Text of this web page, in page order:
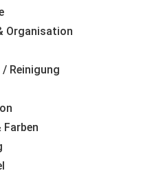
Organisation
Reinigung
Farben